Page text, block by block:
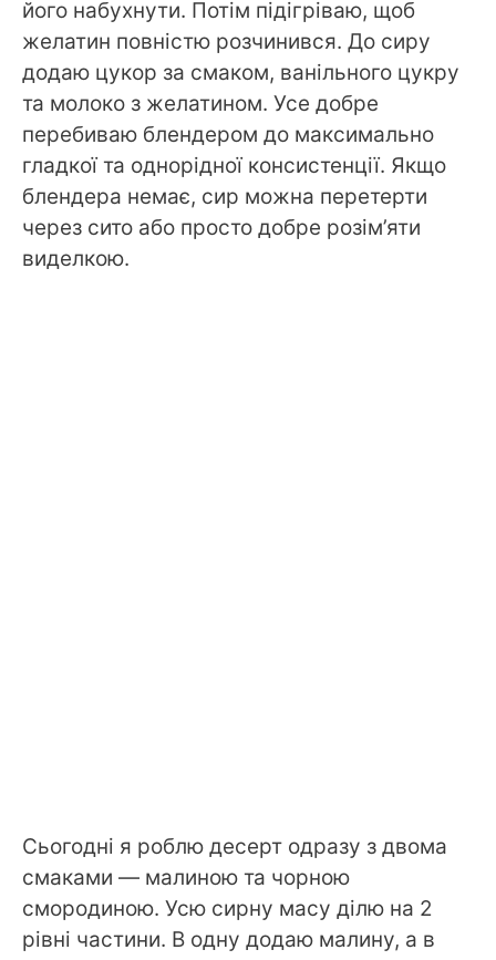
його набухнути. Потім підігріваю, щоб
желатин повністю розчинився. До сиру
додаю цукор за смаком, ванільного цукру
та молоко з желатином. Усе добре
перебиваю блендером до максимально
гладкої та однорідної консистенції. Якщо
блендера немає, сир можна перетерти
через сито або просто добре розім’яти
виделкою.
Сьогодні я роблю десерт одразу з двома
смаками — малиною та чорною
смородиною. Усю сирну масу ділю на 2
рівні частини. В одну додаю малину, а в